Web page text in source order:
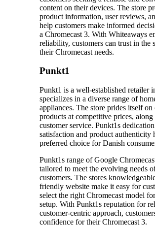
content on their devices. The store
product information, user reviews,
help customers make informed
a Chromecast 3. With Whiteaways
reliability, customers can trust in the
their Chromecast needs.
Punkt1
Punkt1 is a well-established retailer
specializes in a diverse range of
appliances. The store prides itself
products at competitive prices,
customer service. Punkt1s
satisfaction and product authenticity
preferred choice for Danish
Punkt1s range of Google
tailored to meet the evolving needs
customers. The stores
friendly website make it easy for
select the right Chromecast model
setup. With Punkt1s reputation for
customer-centric approach,
confidence for their Chromecast 3.